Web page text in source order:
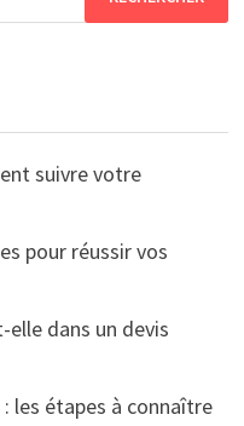
suivre votre
pour réussir vos
dans un devis
étapes à connaître